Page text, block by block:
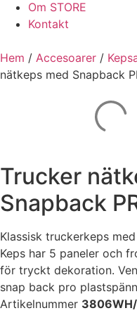
Om STORE
Kontakt
Hem / Accesoarer /
nätkeps med Snapback
Trucker
Snapback
Klassisk truckerkeps
Keps har 5 paneler och
för tryckt dekoration.
snap back pro
Artikelnummer